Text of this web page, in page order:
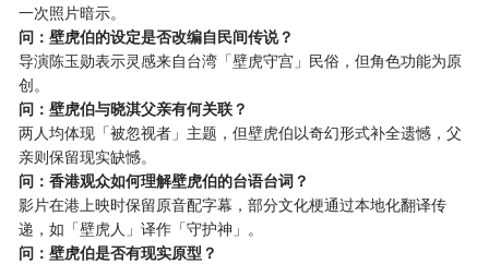
一次照片暗示。
问：壁虎伯的设定是否改编自民间传说？
导演陈玉勋表示灵感来自台湾「壁虎守宫」民俗，但角色功能为原
创。
问：壁虎伯与晓淇父亲有何关联？
两人均体现「被忽视者」主题，但壁虎伯以奇幻形式补全遗憾，父
亲则保留现实缺憾。
问：香港观众如何理解壁虎伯的台语台词？
影片在港上映时保留原音配字幕，部分文化梗通过本地化翻译传
递，如「壁虎人」译作「守护神」。
问：壁虎伯是否有现实原型？